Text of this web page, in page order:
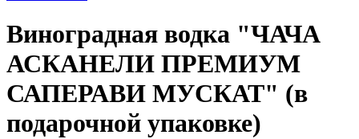
Виноградная водка "ЧАЧА
АСКАНЕЛИ ПРЕМИУМ
САПЕРАВИ МУСКАТ" (в
подарочной упаковке)